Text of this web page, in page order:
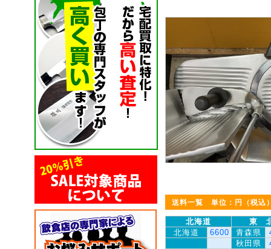
送料一覧 単位：円（税込
北海道
東
北海道
6600 青森県
秋田県